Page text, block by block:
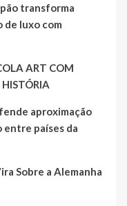
transforma
de luxo com
ART COM
aproximação
entre países da
Sobre a Alemanha